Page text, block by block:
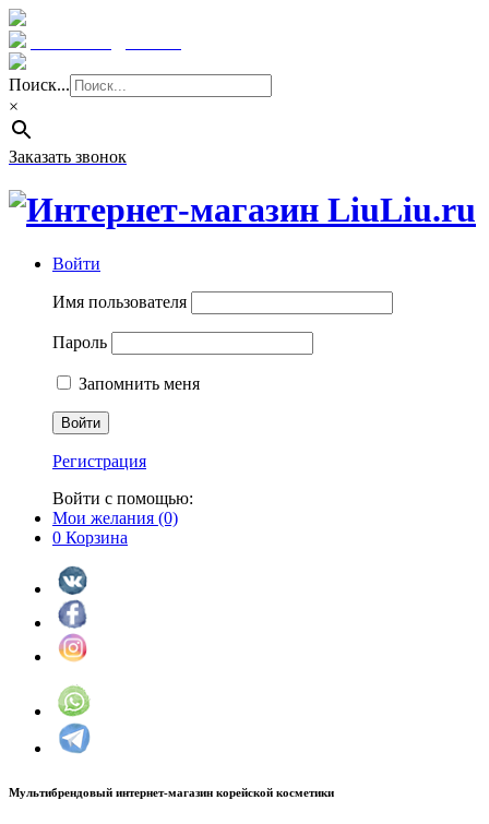
Поиск...
×
Заказать звонок
Войти
Имя пользователя
Пароль
Запомнить меня
Регистрация
Войти с помощью:
Мои желания (0)
0 Корзина
Мультибрендовый интернет-магазин корейской косметики